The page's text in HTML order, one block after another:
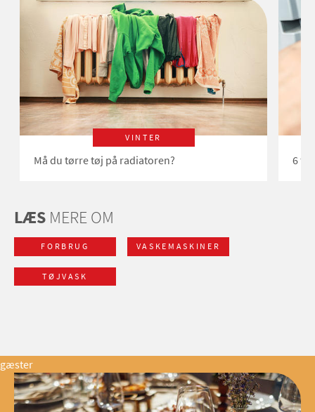
VINTER
Må du tørre tøj på radiatoren? 6
LÆS MERE OM
FORBRUG VASKEMASKINER
TØJVASK
gæster